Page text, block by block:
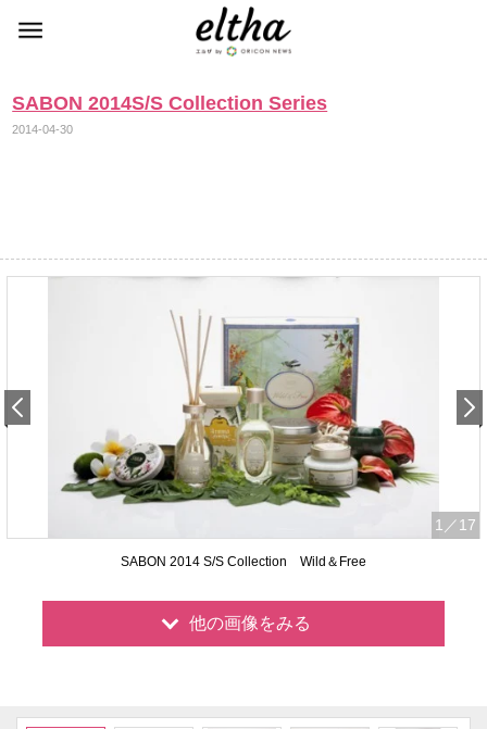
SABON 2014S/S Collection Series
2014-04-30
1 ／17
SABON 2014 S/S Collection Wild＆Free
他の画像をみる